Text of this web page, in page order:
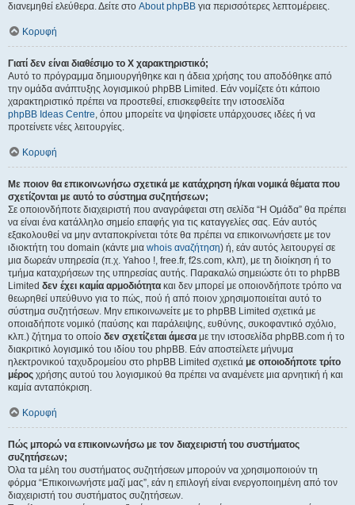
διανεμηθεί ελεύθερα. Δείτε στο About phpBB για περισσότερες λεπτομέρειες.
Κορυφή
Γιατί δεν είναι διαθέσιμο το Χ χαρακτηριστικό;
Αυτό το πρόγραμμα δημιουργήθηκε και η άδεια χρήσης του αποδόθηκε από
την ομάδα ανάπτυξης λογισμικού phpBB Limited. Εάν νομίζετε ότι κάποιο
χαρακτηριστικό πρέπει να προστεθεί, επισκεφθείτε την ιστοσελίδα
phpBB Ideas Centre, όπου μπορείτε να ψηφίσετε υπάρχουσες ιδέες ή να
προτείνετε νέες λειτουργίες.
Κορυφή
Με ποιον θα επικοινωνήσω σχετικά με κατάχρηση ή/και νομικά θέματα που
σχετίζονται με αυτό το σύστημα συζητήσεων;
Σε οποιονδήποτε διαχειριστή που αναγράφεται στη σελίδα “Η Ομάδα” θα πρέπει
να είναι ένα κατάλληλο σημείο επαφής για τις καταγγελίες σας. Εάν αυτός
εξακολουθεί να μην ανταποκρίνεται τότε θα πρέπει να επικοινωνήσετε με τον
ιδιοκτήτη του domain (κάντε μια whois αναζήτηση) ή, εάν αυτός λειτουργεί σε
μια δωρεάν υπηρεσία (π.χ. Yahoo !, free.fr, f2s.com, κλπ), με τη διοίκηση ή το
τμήμα καταχρήσεων της υπηρεσίας αυτής. Παρακαλώ σημειώστε ότι το phpBB
Limited δεν έχει καμία αρμοδιότητα και δεν μπορεί με οποιονδήποτε τρόπο να
θεωρηθεί υπεύθυνο για το πώς, πού ή από ποιον χρησιμοποιείται αυτό το
σύστημα συζητήσεων. Μην επικοινωνείτε με το phpBB Limited σχετικά με
οποιαδήποτε νομικό (παύσης και παράλειψης, ευθύνης, συκοφαντικό σχόλιο,
κλπ.) ζήτημα το οποίο δεν σχετίζεται άμεσα με την ιστοσελίδα phpBB.com ή το
διακριτικό λογισμικό του ιδίου του phpBB. Εάν αποστείλετε μήνυμα
ηλεκτρονικού ταχυδρομείου στο phpBB Limited σχετικά με οποιοδήποτε τρίτο
μέρος χρήσης αυτού του λογισμικού θα πρέπει να αναμένετε μια αρνητική ή και
καμία ανταπόκριση.
Κορυφή
Πώς μπορώ να επικοινωνήσω με τον διαχειριστή του συστήματος
συζητήσεων;
Όλα τα μέλη του συστήματος συζητήσεων μπορούν να χρησιμοποιούν τη
φόρμα “Επικοινωνήστε μαζί μας”, εάν η επιλογή είναι ενεργοποιημένη από τον
διαχειριστή του συστήματος συζητήσεων.